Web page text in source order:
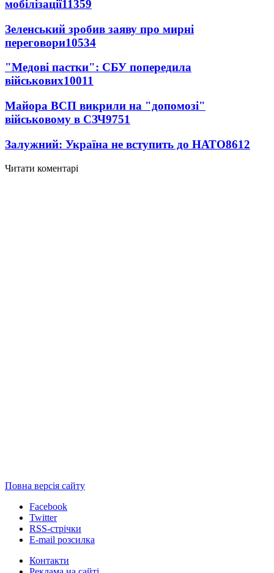
мобілізації11359
Зеленський зробив заяву про мирні
переговори10534
"Медові пастки": СБУ попередила
військових10011
Майора ВСП викрили на "допомозі"
військовому в СЗЧ9751
Залужний: Україна не вступить до НАТО8612
Читати коментарі
Повна версія сайту
Facebook
Twitter
RSS-стрічки
E-mail розсилка
Контакти